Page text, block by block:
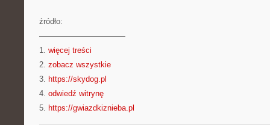
źródło:
———————————
1. więcej treści
2. zobacz wszystkie
3. https://skydog.pl
4. odwiedź witrynę
5. https://gwiazdkiznieba.pl